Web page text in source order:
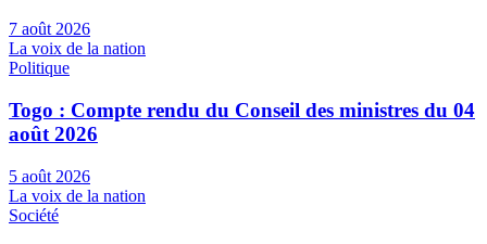
7 août 2026
La voix de la nation
Politique
Togo : Compte rendu du Conseil des ministres du 04
août 2026
5 août 2026
La voix de la nation
Société